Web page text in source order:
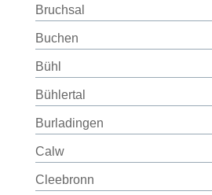
Bruchsal
Buchen
Bühl
Bühlertal
Burladingen
Calw
Cleebronn